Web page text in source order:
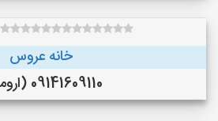
خانه عروس
09141609110 (ارومیه)